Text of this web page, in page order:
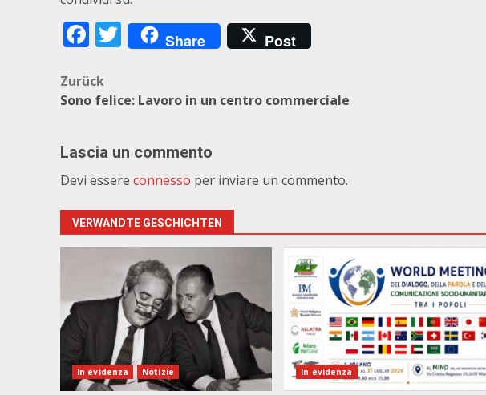
Facebook
Twitter
Share Post
Beitragsnavigation
Zurück
Sono felice: Lavoro in un centro commerciale
Lascia un commento
Devi essere connesso per inviare un commento.
VERWANDTE GESCHICHTEN
In evidenza Notizie In evidenza